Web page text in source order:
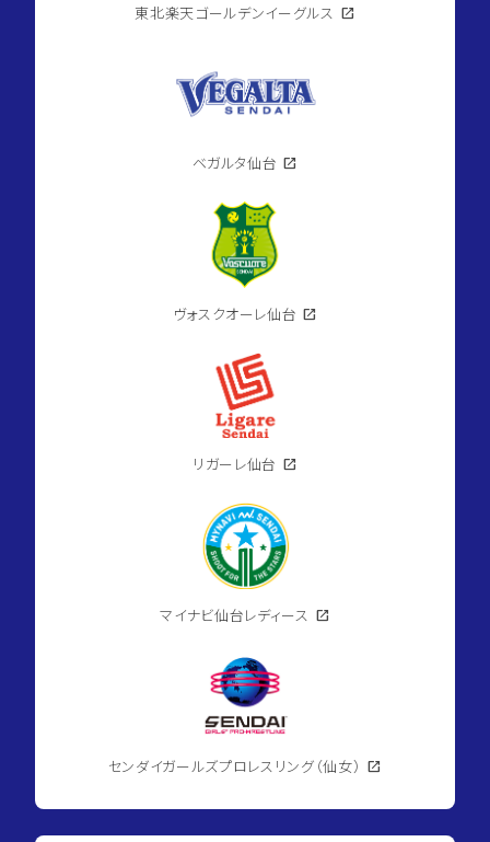
東北楽天ゴールデンイーグルス open_in_new
ベガルタ仙台 open_in_new
ヴォスクオーレ仙台 open_in_new
リガーレ仙台 open_in_new
マイナビ仙台レディース open_in_new
センダイガールズプロレスリング（仙女） open_in_new